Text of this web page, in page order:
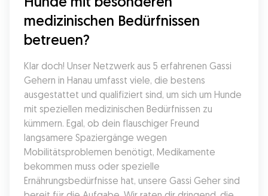
medizinischen Bedürfnissen
betreuen?
Klar doch! Unser Netzwerk aus 5 erfahrenen Gassi
Gehern in Hanau umfasst viele, die bestens
ausgestattet und qualifiziert sind, um sich um Hunde
mit speziellen medizinischen Bedürfnissen zu
kümmern. Egal, ob dein flauschiger Freund
langsamere Spaziergänge wegen
Mobilitätsproblemen benötigt, Medikamente
bekommen muss oder spezielle
Ernährungsbedürfnisse hat, unsere Gassi Geher sind